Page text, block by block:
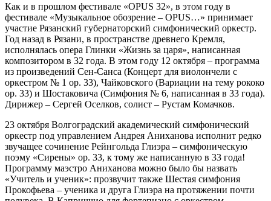
Как и в прошлом фестивале «OPUS 32», в этом году в
фестивале «Музыкальное обозрение – OPUS…» принимает
участие Рязанский губернаторский симфонический оркестр.
Год назад в Рязани, в пространстве древнего Кремля,
исполнялась опера Глинки «Жизнь за царя», написанная
композитором в 32 года. В этом году 12 октября – программа
из произведений Сен-Санса (Концерт для виолончели с
оркестром № 1 ор. 33), Чайковского (Вариации на тему рококо
ор. 33) и Шостаковича (Симфония № 6, написанная в 33 года).
Дирижер – Сергей Оселков, солист – Рустам Комачков.
23 октября Волгоградский академический симфонический
оркестр под управлением Андрея Аниханова исполнит редко
звучащее сочинение Рейнгольда Глиэра – симфоническую
поэму «Сирены» ор. 33, к тому же написанную в 33 года!
Программу маэстро Аниханова можно было бы назвать
«Учитель и ученик»: прозвучит также Шестая симфония
Прокофьева – ученика и друга Глиэра на протяжении почти